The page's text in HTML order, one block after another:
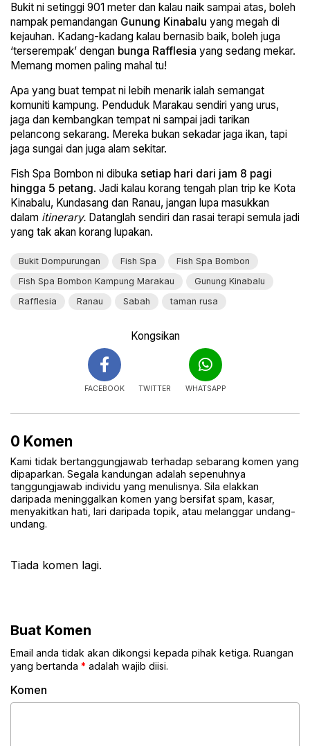
Bukit ni setinggi 901 meter dan kalau naik sampai atas, boleh
nampak pemandangan Gunung Kinabalu yang megah di
kejauhan. Kadang-kadang kalau bernasib baik, boleh juga
‘terserempak’ dengan bunga Rafflesia yang sedang mekar.
Memang momen paling mahal tu!
Apa yang buat tempat ni lebih menarik ialah semangat
komuniti kampung. Penduduk Marakau sendiri yang urus,
jaga dan kembangkan tempat ni sampai jadi tarikan
pelancong sekarang. Mereka bukan sekadar jaga ikan, tapi
jaga sungai dan juga alam sekitar.
Fish Spa Bombon ni dibuka setiap hari dari jam 8 pagi
hingga 5 petang. Jadi kalau korang tengah plan trip ke Kota
Kinabalu, Kundasang dan Ranau, jangan lupa masukkan
dalam itinerary. Datanglah sendiri dan rasai terapi semula jadi
yang tak akan korang lupakan.
Bukit Dompurungan Fish Spa
Fish Spa Bombon
Fish Spa Bombon Kampung Marakau
Gunung Kinabalu
Rafflesia
Ranau Sabah taman rusa
Kongsikan
FACEBOOK TWITTER WHATSAPP
0 Komen
Kami tidak bertanggungjawab terhadap sebarang komen yang
dipaparkan. Segala kandungan adalah sepenuhnya
tanggungjawab individu yang menulisnya. Sila elakkan
daripada meninggalkan komen yang bersifat spam, kasar,
menyakitkan hati, lari daripada topik, atau melanggar undang-
undang.
Tiada komen lagi.
Buat Komen
Email anda tidak akan dikongsi kepada pihak ketiga. Ruangan
yang bertanda * adalah wajib diisi.
Komen